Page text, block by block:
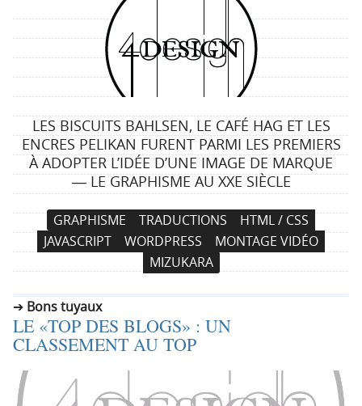
4
d
e
s
i
g
n
LES BISCUITS BAHLSEN, LE CAFÉ HAG ET LES
ENCRES PELIKAN FURENT PARMI LES PREMIERS
À ADOPTER L’IDÉE D’UNE IMAGE DE MARQUE
― LE GRAPHISME AU XXE SIÈCLE
N
a
v
i
a
t
i
n
A
l
l
e
a
u
c
n
GRAPHISME TRADUCTIONS
HTML / CSS
JAVASCRIPT
WORDPRESS
MONTAGE VIDÉO
MIZUKARA
Bons tuyaux
LE «TOP DES BLOGS» : UN
CLASSEMENT AU TOP